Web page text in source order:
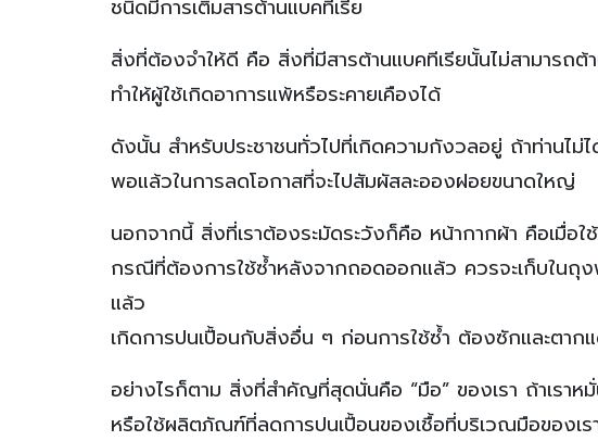
ชนิดมีการเติมสารต้านแบคทีเรีย
สิ่งที่ต้องจำให้ดี คือ สิ่งที่มีสารต้านแบคทีเรียนั้นไม่สามารถ
ทำให้ผู้ใช้เกิดอาการแพ้หรือระคายเคืองได้
ดังนั้น สำหรับประชาชนทั่วไปที่เกิดความกังวลอยู่ ถ้าท่านไม่
พอแล้วในการลดโอกาสที่จะไปสัมผัสละอองฝอยขนาดใหญ่
นอกจากนี้ สิ่งที่เราต้องระมัดระวังก็คือ หน้ากากผ้า คือเมื่อ
กรณีที่ต้องการใช้ซ้ำหลังจากถอดออกแล้ว ควรจะเก็บในถุ
แล้ว
เกิดการปนเปื้อนกับสิ่งอื่น ๆ ก่อนการใช้ซ้ำ ต้องซักและตาก
อย่างไรก็ตาม สิ่งที่สำคัญที่สุดนั่นคือ “มือ” ของเรา ถ้าเราห
หรือใช้ผลิตภัณฑ์ที่ลดการปนเปื้อนของเชื้อที่บริเวณมือของเ